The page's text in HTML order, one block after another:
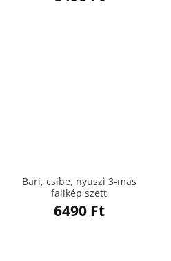
Bari, csibe, nyuszi 3-mas
falikép szett
6490 Ft